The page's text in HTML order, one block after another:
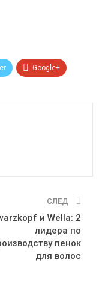
Google+
СЛЕД
и Wella: 2
лидера по
пенок
для волос